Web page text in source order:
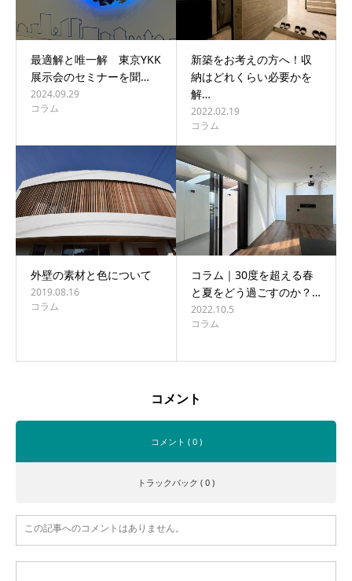
最適解と唯一解 東京YKK
展示会のセミナーを聞…
2024.09.29
コラム
新築をお考えの方へ！収
納はどれくらい必要かを
解…
2022.02.19
コラム
外壁の素材と色について
2019.08.16
コラム
コラム｜30度を超える春
と夏をどう過ごすのか？…
2022.10.5
コラム
コメント
コメント ( 0 )
トラックバック ( 0 )
この記事へのコメントはありません。